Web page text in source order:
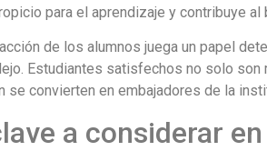
para el aprendizaje y contribuye al
de los alumnos juega un papel
Estudiantes satisfechos no solo
se convierten en embajadores de la
a considerar